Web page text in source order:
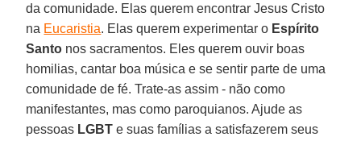
da comunidade. Elas querem encontrar Jesus Cristo
na Eucaristia. Elas querem experimentar o Espírito
Santo nos sacramentos. Eles querem ouvir boas
homilias, cantar boa música e se sentir parte de uma
comunidade de fé. Trate-as assim - não como
manifestantes, mas como paroquianos. Ajude as
pessoas LGBT e suas famílias a satisfazerem seus